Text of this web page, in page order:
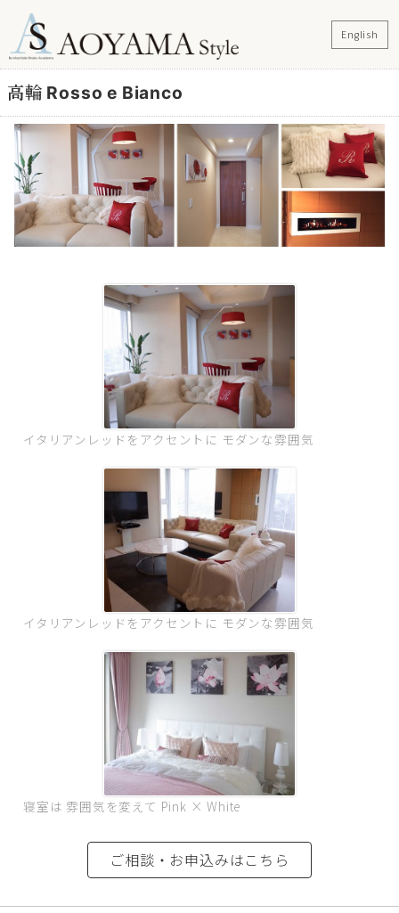
English
高輪 Rosso e Bianco
イタリアンレッドをアクセントに モダンな雰囲気
イタリアンレッドをアクセントに モダンな雰囲気
寝室は 雰囲気を変えて Pink × White
ご相談・お申込みはこちら